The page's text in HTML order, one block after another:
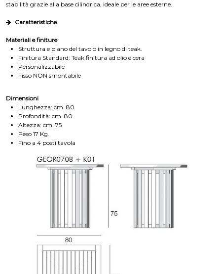
stabilità grazie alla base cilindrica, ideale per le aree esterne.
Caratteristiche
Materiali e finiture
Struttura e piano del tavolo in legno di teak.
Finitura Standard: Teak finitura ad olio e cera
Personalizzabile
Fisso NON smontabile
Dimensioni
Lunghezza: cm. 80
Profondità: cm. 80
Altezza: cm. 75
Peso 17 Kg.
Fino a 4 posti tavola